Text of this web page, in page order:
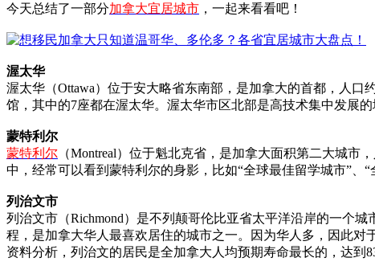
今天总结了一部分加拿大宜居城市 ，一起来看看吧！
渥太华
渥太华（Ottawa）位于安大略省东南部，是加拿大的首都，人
馆，其中的7座都在渥太华。渥太华市区北部是高技术集中发展的
蒙特利尔
蒙特利尔 （Montreal）位于魁北克省，是加拿大面积第二大城
中，经常可以看到蒙特利尔的身影，比如“全球最佳留学城市”、
列治文市
列治文市（Richmond）是不列颠哥伦比亚省太平洋沿岸的一个
程，是加拿大华人最喜欢居住的城市之一。因为华人多，因此
资料分析，列治文的居民是全加拿大人均预期寿命最长的，达到